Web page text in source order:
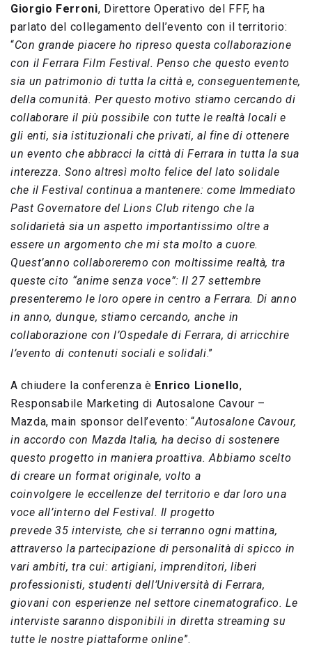
Giorgio Ferroni, Direttore Operativo del FFF, ha
parlato del collegamento dell’evento con il territorio:
“Con grande piacere ho ripreso questa collaborazione
con il Ferrara Film Festival. Penso che questo evento
sia un patrimonio di tutta la città e, conseguentemente,
della comunità. Per questo motivo stiamo cercando di
collaborare il più possibile con tutte le realtà locali e
gli enti, sia istituzionali che privati, al fine di ottenere
un evento che abbracci la città di Ferrara in tutta la sua
interezza. Sono altresì molto felice del lato solidale
che il Festival continua a mantenere: come Immediato
Past Governatore del Lions Club ritengo che la
solidarietà sia un aspetto importantissimo oltre a
essere un argomento che mi sta molto a cuore.
Quest’anno collaboreremo con moltissime realtà, tra
queste cito “anime senza voce”: Il 27 settembre
presenteremo le loro opere in centro a Ferrara. Di anno
in anno, dunque, stiamo cercando, anche in
collaborazione con l’Ospedale di Ferrara, di arricchire
l’evento di contenuti sociali e solidali.”
A chiudere la conferenza è Enrico Lionello,
Responsabile Marketing di Autosalone Cavour –
Mazda, main sponsor dell’evento: “Autosalone Cavour,
in accordo con Mazda Italia, ha deciso di sostenere
questo progetto in maniera proattiva. Abbiamo scelto
di creare un format originale, volto a
coinvolgere le eccellenze del territorio e dar loro una
voce all’interno del Festival. Il progetto
prevede 35 interviste, che si terranno ogni mattina,
attraverso la partecipazione di personalità di spicco in
vari ambiti, tra cui: artigiani, imprenditori, liberi
professionisti, studenti dell’Università di Ferrara,
giovani con esperienze nel settore cinematografico. Le
interviste saranno disponibili in diretta streaming su
tutte le nostre piattaforme online”.